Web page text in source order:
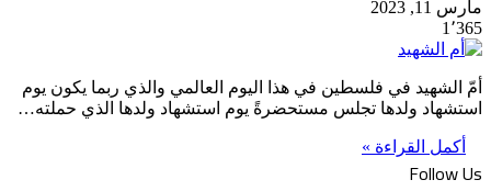
مارس 11, 2023
1٬365
أمّ الشهيد في فلسطين في هذا اليوم العالمي والذي ربما يكون يوم
استشهاد ولدها تجلس مستحضرةً يوم استشهاد ولدها الذي حملته…
أكمل القراءة »
Follow Us